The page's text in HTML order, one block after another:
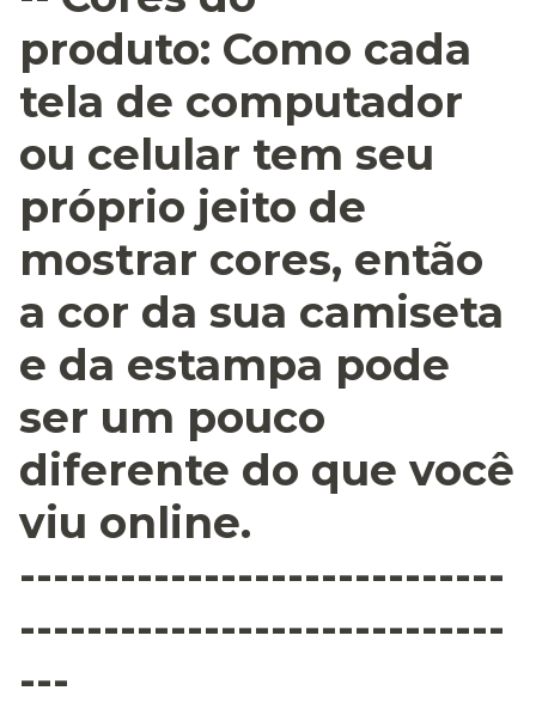
produto: Como cada
tela de computador
ou celular tem seu
próprio jeito de
mostrar cores, então
a cor da sua camiseta
e da estampa pode
ser um pouco
diferente do que você
viu online.
-----------------------------
-----------------------------
---